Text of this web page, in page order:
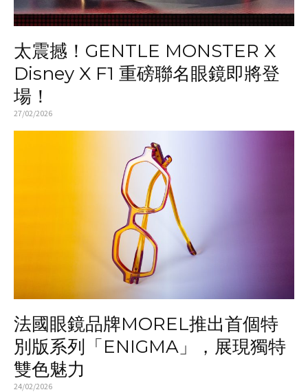
太震撼！GENTLE MONSTER X
Disney X F1 重磅聯名眼鏡即將登
場！
27/02/2026
法國眼鏡品牌MOREL推出首個特
別版系列「ENIGMA」，展現獨特
雙色魅力
24/02/2026